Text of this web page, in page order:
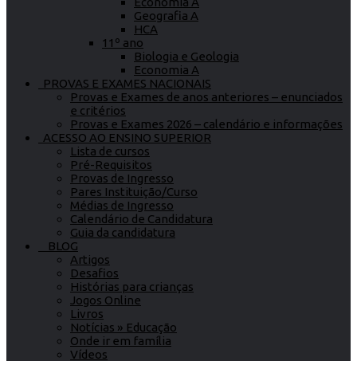
Geografia A
HCA
11º ano
Biologia e Geologia
Economia A
PROVAS E EXAMES NACIONAIS
Provas e Exames de anos anteriores – enunciados
e critérios
Provas e Exames 2026 – calendário e informações
ACESSO AO ENSINO SUPERIOR
Lista de cursos
Pré-Requisitos
Provas de Ingresso
Pares Instituição/Curso
Médias de Ingresso
Calendário de Candidatura
Guia da candidatura
BLOG
Artigos
Desafios
Histórias para crianças
Jogos Online
Livros
Notícias » Educação
Onde ir em família
Vídeos